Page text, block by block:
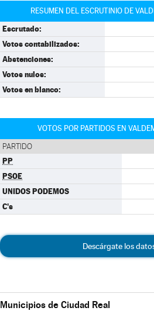
RESUMEN DEL ESCRUTINIO DE
Escrutado:
Votos contabilizados:
Abstenciones:
Votos nulos:
Votos en blanco:
VOTOS POR PARTIDOS EN
PARTIDO
PP
PSOE
UNIDOS PODEMOS
C's
Descárgate los
Municipios de Ciudad Real